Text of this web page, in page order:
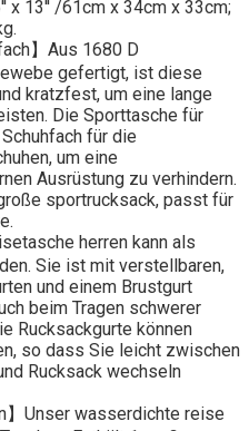
x 13'' /61cm x 34cm x 33cm;
】Aus 1680 D
gefertigt, ist diese
kratzfest, um eine lange
Die Sporttasche für
für die
um eine
Ausrüstung zu verhindern.
sportrucksack, passt für
herren kann als
Sie ist mit verstellbaren,
und einem Brustgurt
beim Tragen schwerer
Rucksackgurte können
so dass Sie leicht zwischen
Rucksack wechseln
】Unser wasserdichte reise